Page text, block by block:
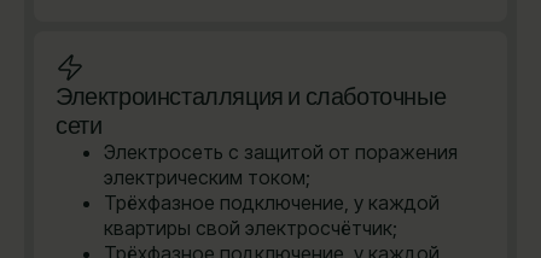
Электроинсталляция и слаботочные
сети
Электросеть с защитой от поражения
электрическим током;
Трёхфазное подключение, у каждой
квартиры свой электросчётчик;
Трёхфазное подключение, у каждой